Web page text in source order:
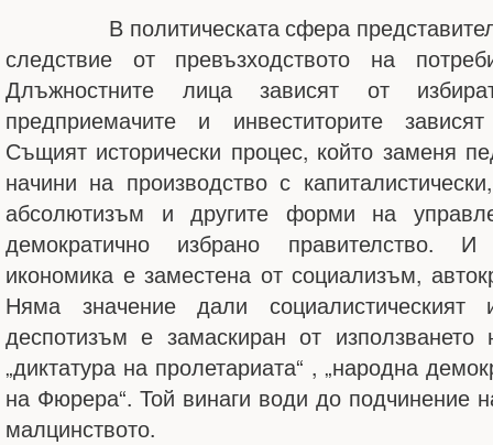
В политическата сфера
следствие от превъзходството на
Длъжностните лица зависят от
предприемачите и инвеститорите
Същият исторически процес, който заменя
начини на производство с
абсолютизъм и другите форми на
демократично избрано правителство.
икономика е заместена от социализъм,
Няма значение дали социалистическият
деспотизъм е замаскиран от използването
„диктатура на пролетариата“ , „народна
на Фюрера“. Той винаги води до подчинение
малцинството.